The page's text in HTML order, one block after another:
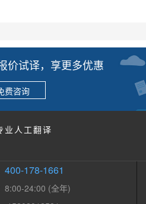
价试译，享更多优惠
费咨询
业人工翻译
400-178-1661
8:00-24:00 (全年)